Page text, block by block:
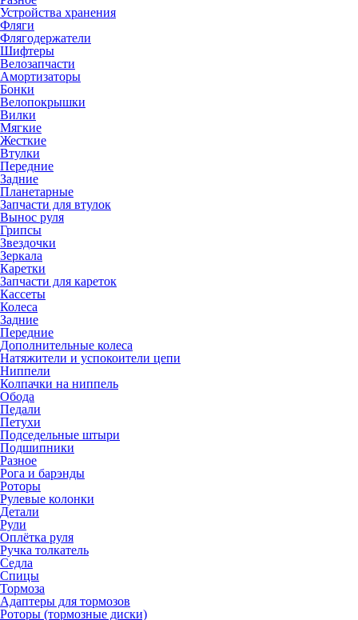
Устройства хранения
Фляги
Флягодержатели
Шифтеры
Велозапчасти
Амортизаторы
Бонки
Велопокрышки
Вилки
Мягкие
Жесткие
Втулки
Передние
Задние
Планетарные
Запчасти для втулок
Вынос руля
Грипсы
Звездочки
Зеркала
Каретки
Запчасти для кареток
Кассеты
Колеса
Задние
Передние
Дополнительные колеса
Натяжители и успокоители цепи
Ниппели
Колпачки на ниппель
Обода
Педали
Петухи
Подседельные штыри
Подшипники
Разное
Рога и барэнды
Роторы
Рулевые колонки
Детали
Рули
Оплётка руля
Ручка толкатель
Седла
Спицы
Тормоза
Адаптеры для тормозов
Роторы (тормозные диски)